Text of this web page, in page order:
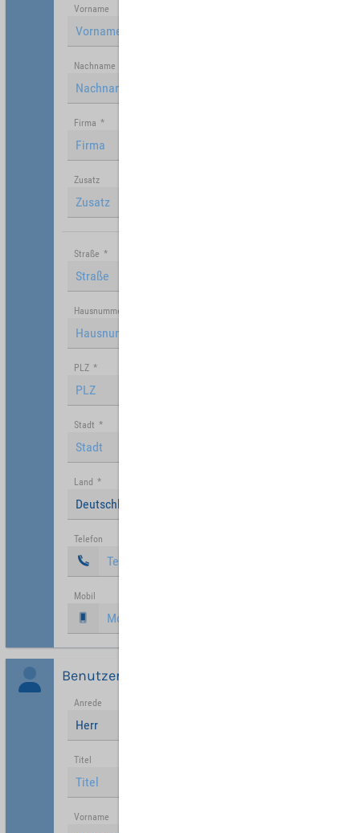
Vorname
Nachname
Firma *
Zusatz
Straße *
Hausnummer
PLZ *
Stadt *
Land *
Deutschland
Telefon
Mobil
Benutzer
Anrede
Herr
Titel
Vorname